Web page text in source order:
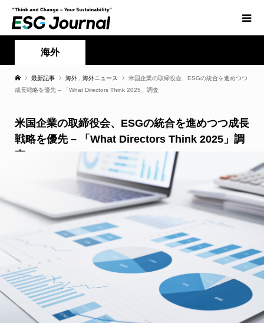
海外
最新記事 海外 海外ニュース
米国企業の取締役会、ESGの統合を進めつつ
成長戦略を優先 – 「What Directors Think 2025」調査
米国企業の取締役会、ESGの統合を進めつつ成長
戦略を優先 – 「What Directors Think 2025」調
査